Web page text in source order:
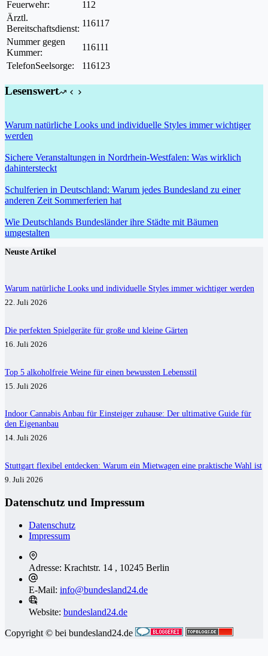
Feuerwehr:
112
Ärztl.
Bereitschaftsdienst:
116117
Nummer gegen
Kummer:
116111
TelefonSeelsorge:
116123
Lesenswert
Warum natürliche Looks und individuelle Styles immer wichtiger
werden
Sichere Veranstaltungen in Nordrhein-Westfalen: Was wirklich
dahintersteckt
Schulferien in Deutschland: Warum jedes Bundesland zu einer
anderen Zeit Sommerferien hat
Wie Deutschlands Bundesländer ihre Städte mit Bäumen
umgestalten
Neuste Artikel
Warum natürliche Looks und individuelle Styles immer wichtiger werden
22. Juli 2026
Die perfekten Spielgeräte für große und kleine Gärten
16. Juli 2026
Top 5 alkoholfreie Weine für einen bewussten Lebensstil
15. Juli 2026
Indoor Cannabis Anbau für Einsteiger zuhause: Der ultimative Guide für
den Eigenanbau
14. Juli 2026
Stuttgart flexibel entdecken: Warum ein Mietwagen eine praktische Wahl ist
9. Juli 2026
Datenschutz und Impressum
Datenschutz
Impressum
Adresse: Krachtstr. 14 , 10245 Berlin
E-Mail: info@bundesland24.de
Website: bundesland24.de
Copyright © bei bundesland24.de